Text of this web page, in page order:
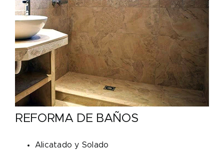
REFORMA DE BAÑOS
Alicatado y Solado